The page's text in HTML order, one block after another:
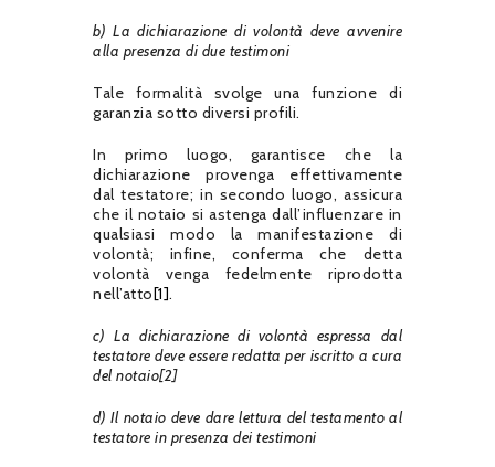
b) La dichiarazione di volontà deve avvenire
alla presenza di due testimoni
Tale formalità svolge una funzione di
garanzia sotto diversi profili.
In primo luogo, garantisce che la
dichiarazione provenga effettivamente
dal testatore; in secondo luogo, assicura
che il notaio si astenga dall’influenzare in
qualsiasi modo la manifestazione di
volontà; infine, conferma che detta
volontà venga fedelmente riprodotta
nell’atto[1].
c) La dichiarazione di volontà espressa dal
testatore deve essere redatta per iscritto a cura
del notaio[2]
d) Il notaio deve dare lettura del testamento al
testatore in presenza dei testimoni